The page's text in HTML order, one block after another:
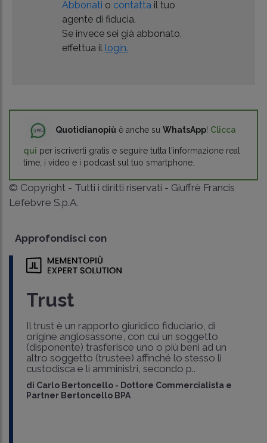
Abbonati o contatta il tuo
agente di fiducia.
Se invece sei già abbonato,
effettua il login.
Quotidianopiù è anche su WhatsApp! Clicca
qui per iscriverti gratis e seguire tutta l'informazione real
time, i video e i podcast sul tuo smartphone.
© Copyright - Tutti i diritti riservati - Giuffrè Francis
Lefebvre S.p.A.
Approfondisci con
Trust
Il trust è un rapporto giuridico fiduciario, di
origine anglosassone, con cui un soggetto
(disponente) trasferisce uno o più beni ad un
altro soggetto (trustee) affinché lo stesso li
custodisca e li amministri, secondo p..
di Carlo Bertoncello - Dottore Commercialista e
Partner Bertoncello BPA